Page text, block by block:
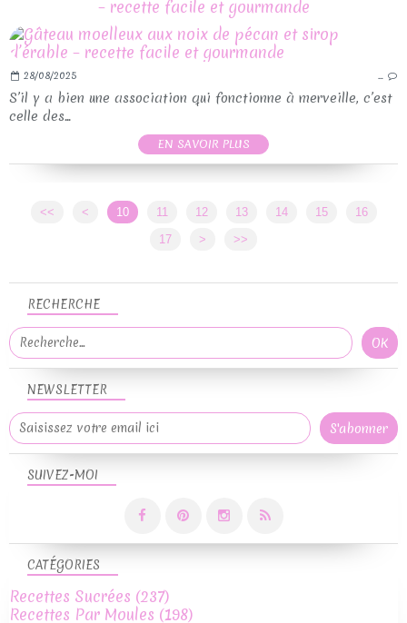
– recette facile et gourmande
28/08/2025 …
S’il y a bien une association qui fonctionne à merveille, c’est
celle des...
EN SAVOIR PLUS
<< < 10 11 12 13 14 15
16
17
> >>
NEWSLETTER
SUIVEZ-MOI
RECHERCHE
CATÉGORIES
Recettes Sucrées (237)
Recettes Par Moules (198)